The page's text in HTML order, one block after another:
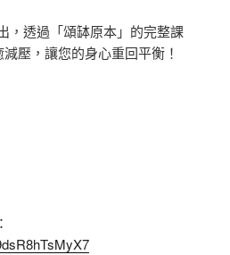
，透過「頌缽原本」的完整課
壓，讓您的身心重回平衡！